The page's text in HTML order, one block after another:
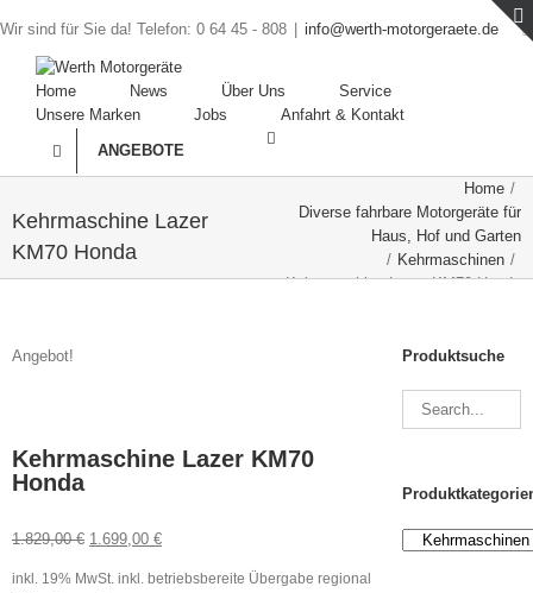
Wir sind für Sie da! Telefon: 0 64 45 - 808 info@werth-motorgeraete.de
Home News Über Uns
Service
Unsere Marken
Jobs
Anfahrt & Kontakt
ANGEBOTE
Kehrmaschine Lazer
KM70 Honda
Home /
Diverse fahrbare Motorgeräte für
Haus, Hof und Garten
/ Kehrmaschinen /
Kehrmaschine Lazer KM70 Honda
Angebot!
Kehrmaschine Lazer KM70
Honda
1.829,00€ 1.699,00 €
inkl. 19% MwSt. inkl. betriebsbereite Übergabe regional
Produktsuche